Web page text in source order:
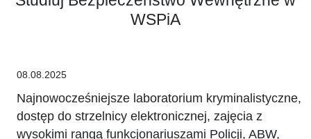
WSPiA
08.08.2025
Najnowocześniejsze laboratorium kryminalistyczne,
dostęp do strzelnicy elektronicznej, zajęcia z
wysokimi rangą funkcjonariuszami Policji, ABW,